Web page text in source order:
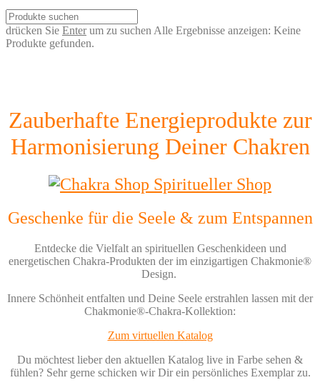
drücken Sie Enterum zu suchen Alle Ergebnisse anzeigen: Keine
Produkte gefunden.
Zauberhafte Energieprodukte zur
Harmonisierung Deiner Chakren
Geschenke für die Seele & zum Entspannen
Entdecke die Vielfalt an spirituellen Geschenkideen und
energetischen Chakra-Produkten der im einzigartigen Chakmonie®
Design.
Innere Schönheit entfalten und Deine Seele erstrahlen lassen mit der
Chakmonie®-Chakra-Kollektion:
Zum virtuellen Katalog
Du möchtest lieber den aktuellen Katalog live in Farbe sehen &
fühlen? Sehr gerne schicken wir Dir ein persönliches Exemplar zu.